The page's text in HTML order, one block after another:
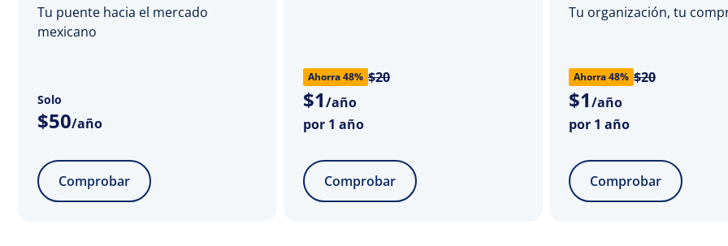
Tu puente hacia el mercado
mexicano
Solo
$50/año
Comprobar
Ahorra 48% $20
$1/año
por 1 año
Comprobar
Tu organización, tu
Ahorra 48% $20
$1/año
por 1 año
Comprobar